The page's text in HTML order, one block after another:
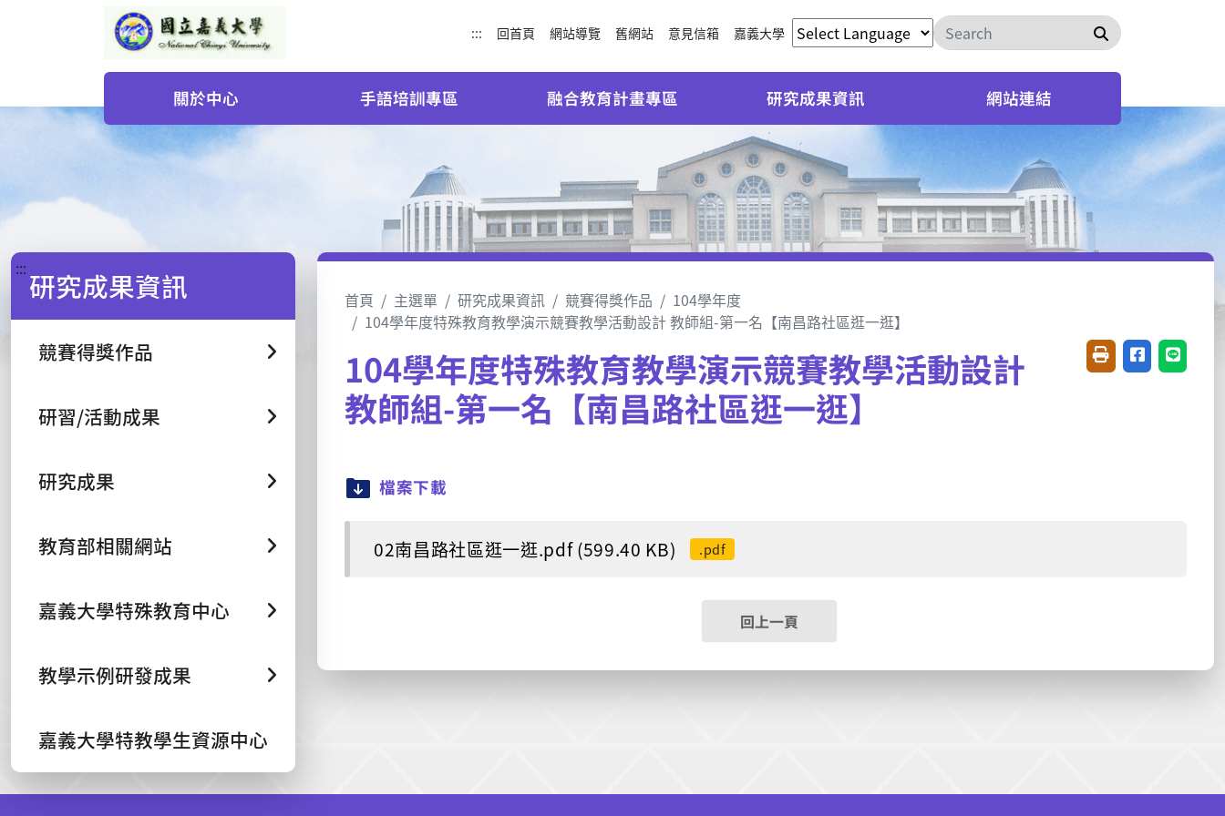
::: 回首頁 網站導覽 舊網站 意見信箱 嘉義大學 搜尋
關於中心 手語培訓專區 融合教育計畫專區 研究成果資訊 網站連結
::: 研究成果資訊
競賽得獎作品
研習/活動成果
研究成果
教育部相關網站
嘉義大學特殊教育中心
教學示例研發成果
嘉義大學特教學生資源中心
首頁 主選單 研究成果資訊 競賽得獎作品
104學年度
104學年度特殊教育教學演示競賽教學活動設計 教師組-第一名【南昌路社區逛一逛】
104學年度特殊教育教學演示競賽教學活動設計
教師組-第一名【南昌路社區逛一逛】
友善列印(開新視窗)
分享至臉書(
分享至
檔案下載
02南昌路社區逛一逛.pdf (599.40 KB) .pdf
回上一頁